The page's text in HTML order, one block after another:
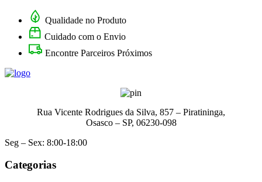
Qualidade no Produto
Cuidado com o Envio
Encontre Parceiros Próximos
Rua Vicente Rodrigues da Silva, 857 – Piratininga,
Osasco – SP, 06230-098
Seg – Sex: 8:00-18:00
Categorias